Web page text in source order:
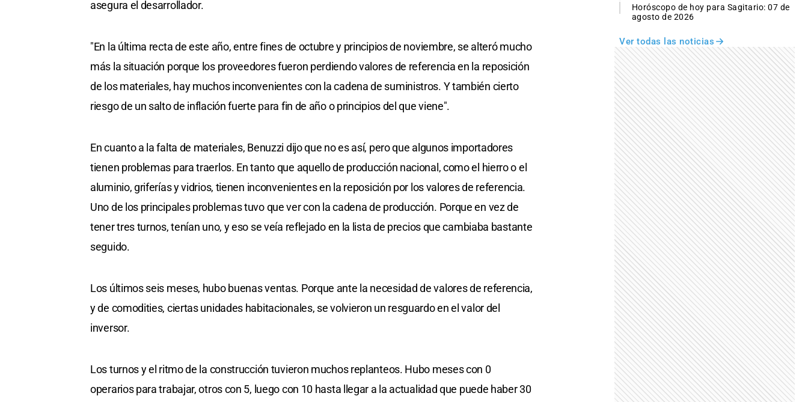
asegura el desarrollador.
"En la última recta de este año, entre fines de octubre y principios de noviembre, se alteró mucho
más la situación porque los proveedores fueron perdiendo valores de referencia en la reposición
de los materiales, hay muchos inconvenientes con la cadena de suministros. Y también cierto
riesgo de un salto de inflación fuerte para fin de año o principios del que viene".
En cuanto a la falta de materiales, Benuzzi dijo que no es así, pero que algunos importadores
tienen problemas para traerlos. En tanto que aquello de producción nacional, como el hierro o el
aluminio, griferías y vidrios, tienen inconvenientes en la reposición por los valores de referencia.
Uno de los principales problemas tuvo que ver con la cadena de producción. Porque en vez de
tener tres turnos, tenían uno, y eso se veía reflejado en la lista de precios que cambiaba bastante
seguido.
Los últimos seis meses, hubo buenas ventas. Porque ante la necesidad de valores de referencia,
y de comodities, ciertas unidades habitacionales, se volvieron un resguardo en el valor del
inversor.
Los turnos y el ritmo de la construcción tuvieron muchos replanteos. Hubo meses con 0
operarios para trabajar, otros con 5, luego con 10 hasta llegar a la actualidad que puede haber 30
Horóscopo de hoy para Sagitario: 07 de
agosto de 2026
Ver todas las noticias